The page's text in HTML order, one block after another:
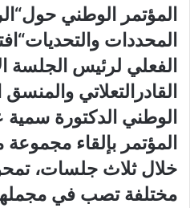
المؤتمر الوطني
المحددات
الفعلي لرئيس الجلسة
القادرالتعلاتي والمنسق
الوطني الدكتورة سمية
المؤتمر بإلقاء
خلال ثلاث جلسات،
مختلفة تصب في